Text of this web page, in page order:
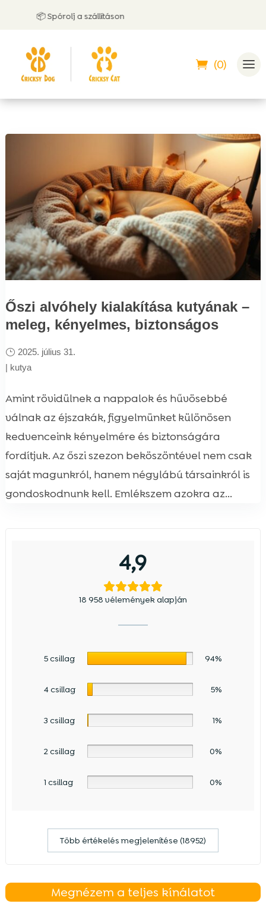
📦 Spórolj a szállításon
(0)
Őszi alvóhely kialakítása kutyának –
meleg, kényelmes, biztonságos
2025. július 31.
| kutya
Amint rövidülnek a nappalok és hűvösebbé
válnak az éjszakák, figyelmünket különösen
kedvenceink kényelmére és biztonságára
fordítjuk. Az őszi szezon beköszöntével nem csak
saját magunkról, hanem négylábú társainkról is
gondoskodnunk kell. Emlékszem azokra az...
4,9
18 958 vélemények alapján
5 csillag 94%
4 csillag 5%
3 csillag 1%
2 csillag 0%
1 csillag 0%
Több értékelés megjelenítése (18952)
Megnézem a teljes kínálatot